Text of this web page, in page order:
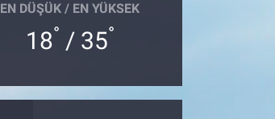
EN DÜŞÜK / EN YÜKSEK
18° / 35°